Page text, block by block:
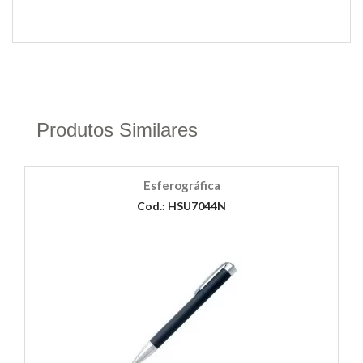
Produtos Similares
Esferográfica
Cod.: HSU7044N